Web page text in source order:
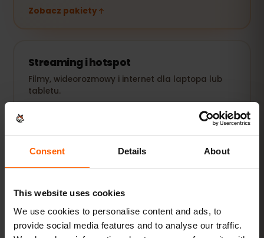
Consent Details About
This website uses cookies
We use cookies to personalise content and ads, to
provide social media features and to analyse our traffic.
Zobacz pakiety
Streaming i hotspot
Filmy, wideorozmowy i internet dla laptopa lub
tabletu.
Zobacz pakiety
zależy od urządzenia, ustawień aplikacji i sposobu
korzystania.